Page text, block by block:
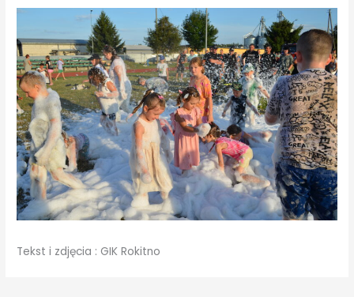
Tekst i zdjęcia : GIK Rokitno